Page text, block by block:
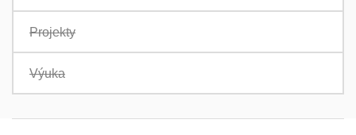
Projekty
Výuka